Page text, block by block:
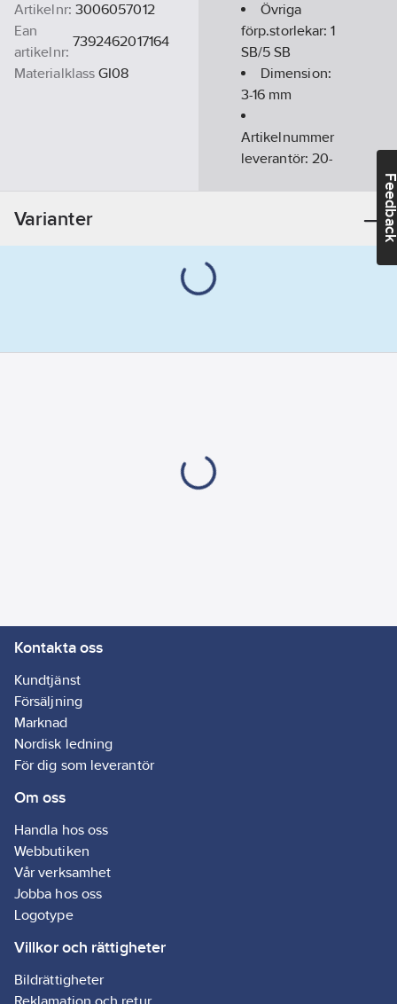
Artikelnr: 3006057012
Ean
artikelnr:
7392462017164
Materialklass GI08
Övriga
förp.storlekar:1
SB/5 SB
Dimension:
3-16 mm
Artikelnummer
leverantör: 20-
Varianter
Kontakta oss
Kundtjänst
Försäljning
Marknad
Nordisk ledning
För dig som leverantör
Om oss
Handla hos oss
Webbutiken
Vår verksamhet
Jobba hos oss
Logotype
Villkor och rättigheter
Bildrättigheter